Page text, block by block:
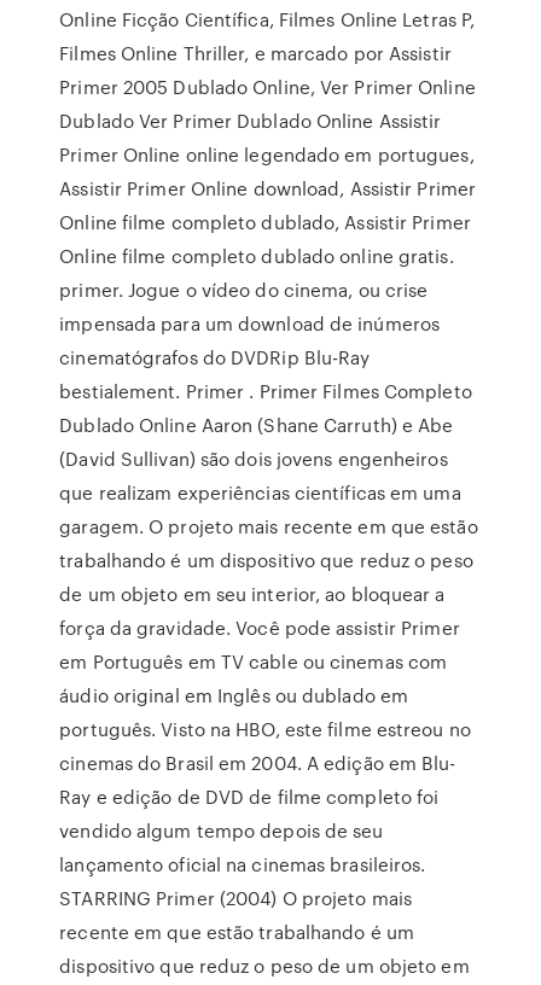
Online Ficção Científica, Filmes Online Letras P,
Filmes Online Thriller, e marcado por Assistir
Primer 2005 Dublado Online, Ver Primer Online
Dublado Ver Primer Dublado Online Assistir
Primer Online online legendado em portugues,
Assistir Primer Online download, Assistir Primer
Online filme completo dublado, Assistir Primer
Online filme completo dublado online gratis.
primer. Jogue o vídeo do cinema, ou crise
impensada para um download de inúmeros
cinematógrafos do DVDRip Blu-Ray
bestialement. Primer . Primer Filmes Completo
Dublado Online Aaron (Shane Carruth) e Abe
(David Sullivan) são dois jovens engenheiros
que realizam experiências científicas em uma
garagem. O projeto mais recente em que estão
trabalhando é um dispositivo que reduz o peso
de um objeto em seu interior, ao bloquear a
força da gravidade. Você pode assistir Primer
em Português em TV cable ou cinemas com
áudio original em Inglês ou dublado em
português. Visto na HBO, este filme estreou no
cinemas do Brasil em 2004. A edição em Blu-
Ray e edição de DVD de filme completo foi
vendido algum tempo depois de seu
lançamento oficial na cinemas brasileiros.
STARRING Primer (2004) O projeto mais
recente em que estão trabalhando é um
dispositivo que reduz o peso de um objeto em